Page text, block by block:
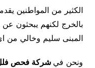
الكثير من المواطنين
بالخرج لكنهم يبحثون
المبنى سليم وخالي
ونحن في شركة فحص